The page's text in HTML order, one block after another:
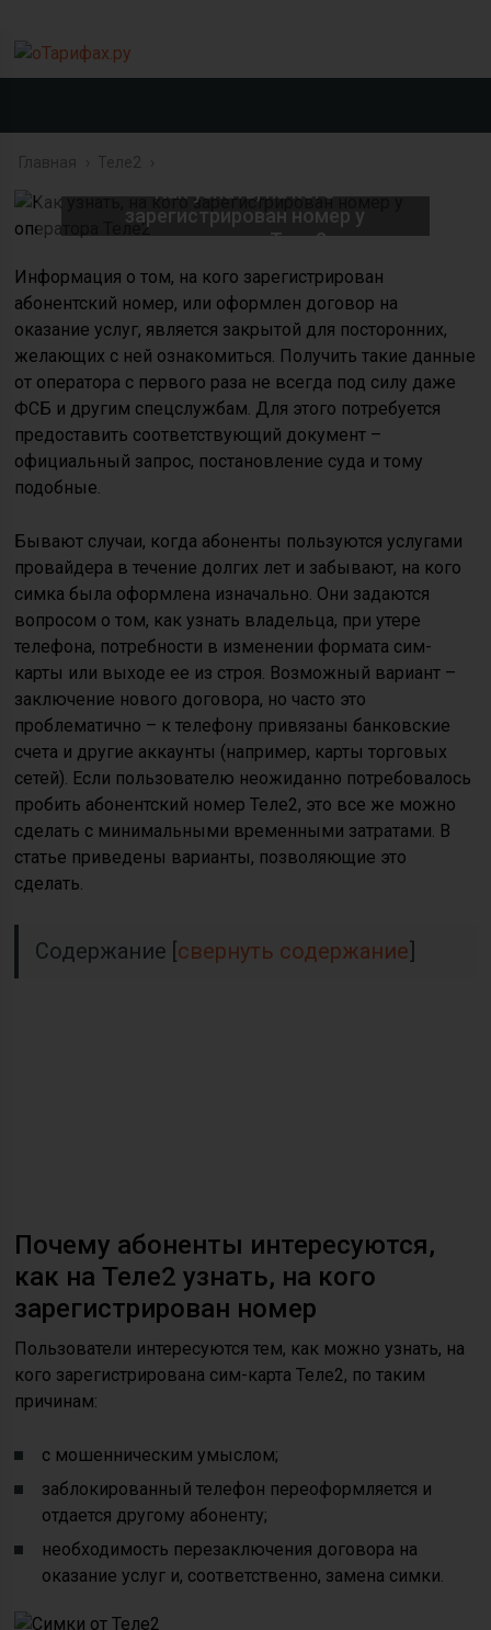
Главная Теле2
Как узнать, на кого
зарегистрирован номер у
оператора Теле2
Информация о том, на кого зарегистрирован
абонентский номер, или оформлен договор на
оказание услуг, является закрытой для посторонних,
желающих с ней ознакомиться. Получить такие данные
от оператора с первого раза не всегда под силу даже
ФСБ и другим спецслужбам. Для этого потребуется
предоставить соответствующий документ –
официальный запрос, постановление суда и тому
подобные.
Бывают случаи, когда абоненты пользуются услугами
провайдера в течение долгих лет и забывают, на кого
симка была оформлена изначально. Они задаются
вопросом о том, как узнать владельца, при утере
телефона, потребности в изменении формата сим-
карты или выходе ее из строя. Возможный вариант –
заключение нового договора, но часто это
проблематично – к телефону привязаны банковские
счета и другие аккаунты (например, карты торговых
сетей). Если пользователю неожиданно потребовалось
пробить абонентский номер Теле2, это все же можно
сделать с минимальными временными затратами. В
статье приведены варианты, позволяющие это
сделать.
Содержание [свернуть содержание]
Почему абоненты интересуются,
как на Теле2 узнать, на кого
зарегистрирован номер
Пользователи интересуются тем, как можно узнать, на
кого зарегистрирована сим-карта Теле2, по таким
причинам:
с мошенническим умыслом;
заблокированный телефон переоформляется и
отдается другому абоненту;
необходимость перезаключения договора на
оказание услуг и, соответственно, замена симки.